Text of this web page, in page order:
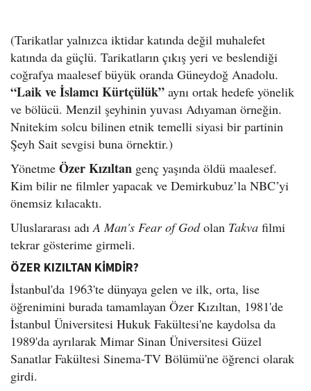
(Tarikatlar yalnızca iktidar katında değil muhalefet
katında da güçlü. Tarikatların çıkış yeri ve beslendiği
coğrafya maalesef büyük oranda Güneydoğ Anadolu.
“Laik ve İslamcı Kürtçülük” aynı ortak hedefe yönelik
ve bölücü. Menzil şeyhinin yuvası Adıyaman örneğin.
Nnitekim solcu bilinen etnik temelli siyasi bir partinin
Şeyh Sait sevgisi buna örnektir.)
Yönetme Özer Kızıltan genç yaşında öldü maalesef.
Kim bilir ne filmler yapacak ve Demirkubuz’la NBC’yi
önemsiz kılacaktı.
Uluslararası adıA Man's Fear of Godolan Takva filmi
tekrar gösterime girmeli.
ÖZER KIZILTAN KİMDİR?
İstanbul'da 1963'te dünyaya gelen ve ilk, orta, lise
öğrenimini burada tamamlayan Özer Kızıltan, 1981'de
İstanbul Üniversitesi Hukuk Fakültesi'ne kaydolsa da
1989'da ayrılarak Mimar Sinan Üniversitesi Güzel
Sanatlar Fakültesi Sinema-TV Bölümü'ne öğrenci olarak
girdi.